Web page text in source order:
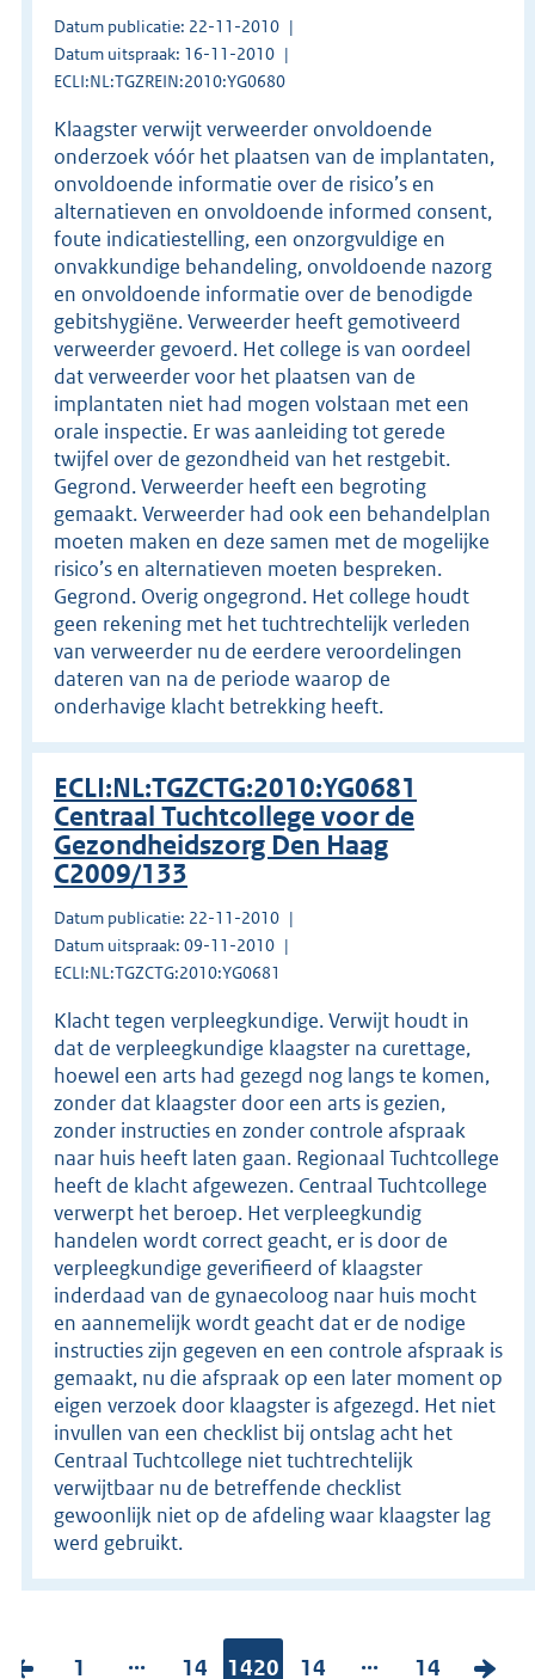
Datum publicatie: 22-11-2010
Datum uitspraak: 16-11-2010
ECLI:NL:TGZREIN:2010:YG0680
Klaagster verwijt verweerder onvoldoende
onderzoek vóór het plaatsen van de implantaten,
onvoldoende informatie over de risico’s en
alternatieven en onvoldoende informed consent,
foute indicatiestelling, een onzorgvuldige en
onvakkundige behandeling, onvoldoende nazorg
en onvoldoende informatie over de benodigde
gebitshygiëne. Verweerder heeft gemotiveerd
verweerder gevoerd. Het college is van oordeel
dat verweerder voor het plaatsen van de
implantaten niet had mogen volstaan met een
orale inspectie. Er was aanleiding tot gerede
twijfel over de gezondheid van het restgebit.
Gegrond. Verweerder heeft een begroting
gemaakt. Verweerder had ook een behandelplan
moeten maken en deze samen met de mogelijke
risico’s en alternatieven moeten bespreken.
Gegrond. Overig ongegrond. Het college houdt
geen rekening met het tuchtrechtelijk verleden
van verweerder nu de eerdere veroordelingen
dateren van na de periode waarop de
onderhavige klacht betrekking heeft.
ECLI:NL:TGZCTG:2010:YG0681
Centraal Tuchtcollege voor de
Gezondheidszorg Den Haag
C2009/133
Datum publicatie: 22-11-2010
Datum uitspraak: 09-11-2010
ECLI:NL:TGZCTG:2010:YG0681
Klacht tegen verpleegkundige. Verwijt houdt in
dat de verpleegkundige klaagster na curettage,
hoewel een arts had gezegd nog langs te komen,
zonder dat klaagster door een arts is gezien,
zonder instructies en zonder controle afspraak
naar huis heeft laten gaan. Regionaal Tuchtcollege
heeft de klacht afgewezen. Centraal Tuchtcollege
verwerpt het beroep. Het verpleegkundig
handelen wordt correct geacht, er is door de
verpleegkundige geverifieerd of klaagster
inderdaad van de gynaecoloog naar huis mocht
en aannemelijk wordt geacht dat er de nodige
instructies zijn gegeven en een controle afspraak is
gemaakt, nu die afspraak op een later moment op
eigen verzoek door klaagster is afgezegd. Het niet
invullen van een checklist bij ontslag acht het
Centraal Tuchtcollege niet tuchtrechtelijk
verwijtbaar nu de betreffende checklist
gewoonlijk niet op de afdeling waar klaagster lag
werd gebruikt.
V
P
1 ...
P
14
Pagina:
1420
P
14
...
P
14
V